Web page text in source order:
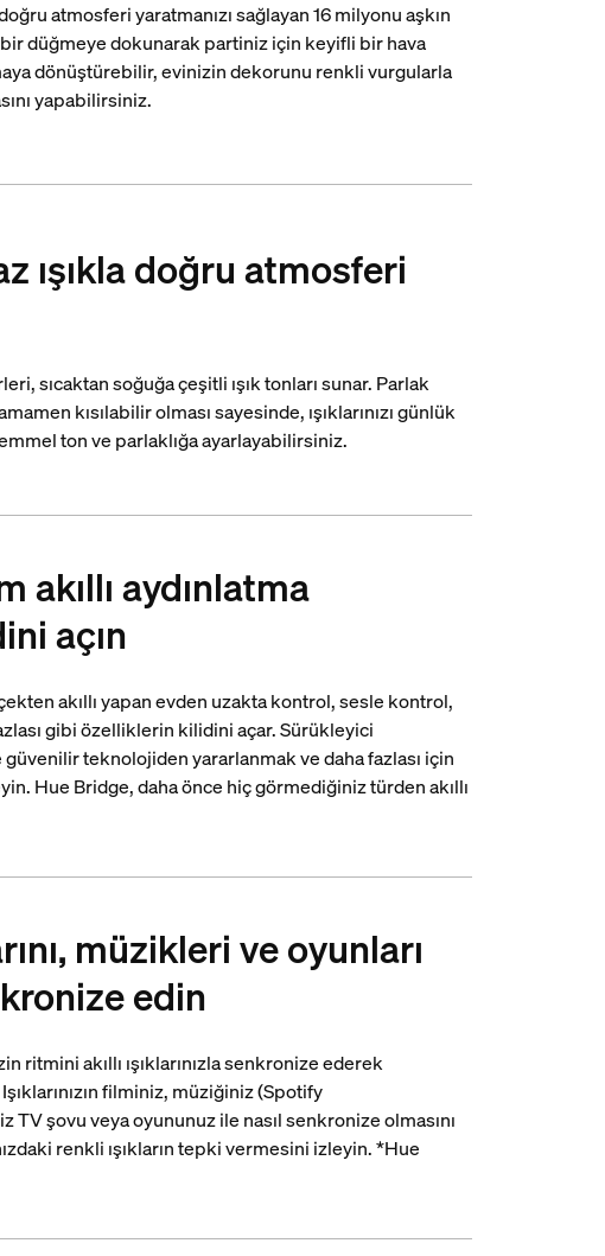
atmosferi yaratmanızı sağlayan 16 milyonu aşkın
düğmeye dokunarak partiniz için keyifli bir hava
dönüştürebilir, evinizin dekorunu renkli vurgularla
yapabilirsiniz.
ışıkla doğru atmosferi
sıcaktan soğuğa çeşitli ışık tonları sunar. Parlak
kısılabilir olması sayesinde, ışıklarınızı günlük
ton ve parlaklığa ayarlayabilirsiniz.
akıllı aydınlatma
açın
akıllı yapan evden uzakta kontrol, sesle kontrol,
gibi özelliklerin kilidini açar. Sürükleyici
teknolojiden yararlanmak ve daha fazlası için
Hue Bridge, daha önce hiç görmediğiniz türden akıllı
müzikleri ve oyunları
edin
ritmini akıllı ışıklarınızla senkronize ederek
filminiz, müziğiniz (Spotify
şovu veya oyununuz ile nasıl senkronize olmasını
renkli ışıkların tepki vermesini izleyin. *Hue